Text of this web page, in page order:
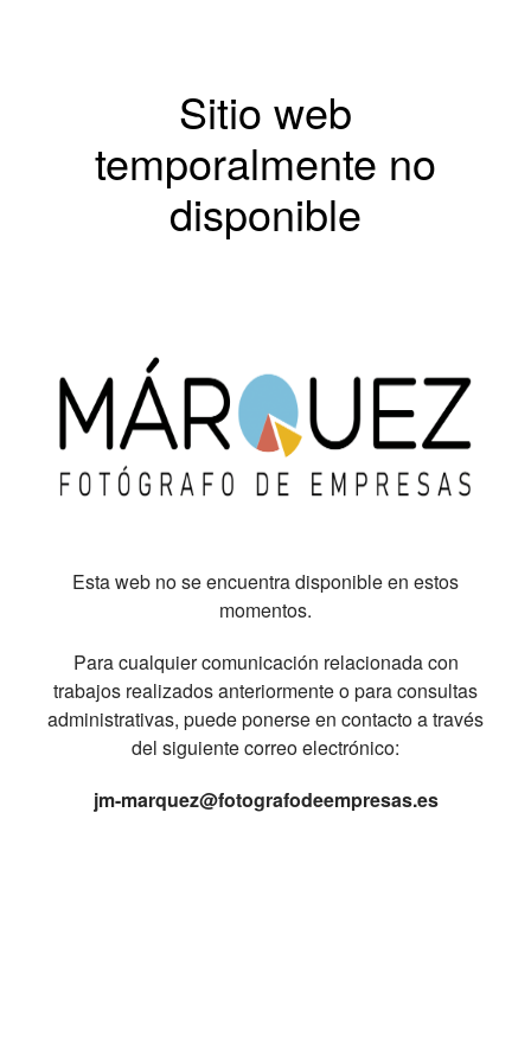
Sitio web
temporalmente no
disponible
Esta web no se encuentra disponible en estos
momentos.
Para cualquier comunicación relacionada con
trabajos realizados anteriormente o para consultas
administrativas, puede ponerse en contacto a través
del siguiente correo electrónico:
jm-marquez@fotografodeempresas.es